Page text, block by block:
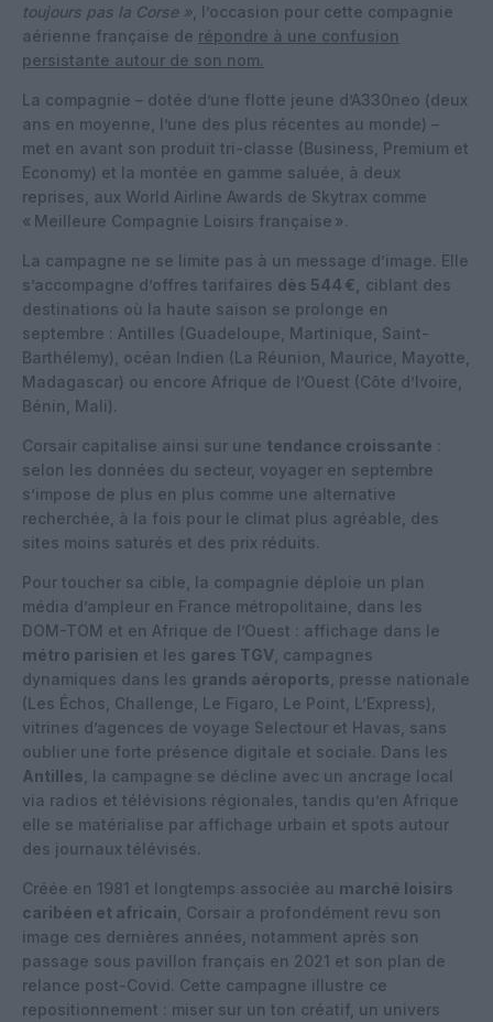
toujours pas la Corse » , l’occasion pour cette compagnie
aérienne française de répondre à une confusion
persistante autour de son nom.
La compagnie – dotée d’une flotte jeune d’A330neo (deux
ans en moyenne, l’une des plus récentes au monde) –
met en avant son produit tri-classe (Business, Premium et
Economy) et la montée en gamme saluée, à deux
reprises, aux World Airline Awards de Skytrax comme
« Meilleure Compagnie Loisirs française ».
La campagne ne se limite pas à un message d’image. Elle
s’accompagne d’offres tarifaires dès 544 €,
ciblant des
destinations où la haute saison se prolonge en
septembre : Antilles (Guadeloupe, Martinique, Saint-
Barthélemy), océan Indien (La Réunion, Maurice, Mayotte,
Madagascar) ou encore Afrique de l’Ouest (Côte d’Ivoire,
Bénin, Mali).
Corsair capitalise ainsi sur une tendance croissante :
selon les données du secteur, voyager en septembre
s’impose de plus en plus comme une alternative
recherchée, à la fois pour le climat plus agréable, des
sites moins saturés et des prix réduits.
Pour toucher sa cible, la compagnie déploie un plan
média d’ampleur en France métropolitaine, dans les
DOM-TOM et en Afrique de l’Ouest : affichage dans le
métro parisien et les gares TGV , campagnes
dynamiques dans les grands aéroports , presse nationale
(Les Échos, Challenge, Le Figaro, Le Point, L’Express),
vitrines d’agences de voyage Selectour et Havas, sans
oublier une forte présence digitale et sociale. Dans les
Antilles , la campagne se décline avec un ancrage local
via radios et télévisions régionales, tandis qu’en Afrique
elle se matérialise par affichage urbain et spots autour
des journaux télévisés.
Créée en 1981 et longtemps associée au marché loisirs
caribéen et africain , Corsair a profondément revu son
image ces dernières années, notamment après son
passage sous pavillon français en 2021 et son plan de
relance post-Covid. Cette campagne illustre ce
repositionnement : miser sur un ton créatif, un univers